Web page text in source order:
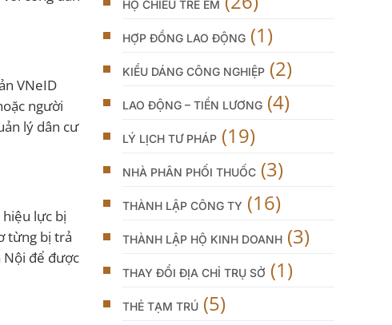
VNeID
người
lý dân cư
lực bị
từng bị trả
Nội để được
HỘ CHIẾU TRẺ EM
HỢP ĐỒNG LAO ĐỘNG (1)
KIỂU DÁNG CÔNG NGHIỆP (2)
LAO ĐỘNG – TIỀN LƯƠNG (4)
LÝ LỊCH TƯ PHÁP (19)
NHÀ PHÂN PHỐI THUỐC (3)
THÀNH LẬP CÔNG TY (16)
THÀNH LẬP HỘ KINH DOANH (3)
THAY ĐỔI ĐỊA CHỈ TRỤ SỞ (1)
THẺ TẠM TRÚ (5)